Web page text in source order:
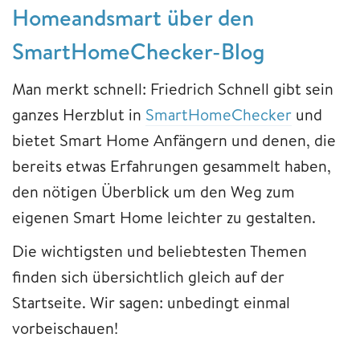
Homeandsmart über den
SmartHomeChecker-Blog
Man merkt schnell: Friedrich Schnell gibt sein
ganzes Herzblut in SmartHomeChecker und
bietet Smart Home Anfängern und denen, die
bereits etwas Erfahrungen gesammelt haben,
den nötigen Überblick um den Weg zum
eigenen Smart Home leichter zu gestalten.
Die wichtigsten und beliebtesten Themen
finden sich übersichtlich gleich auf der
Startseite. Wir sagen: unbedingt einmal
vorbeischauen!